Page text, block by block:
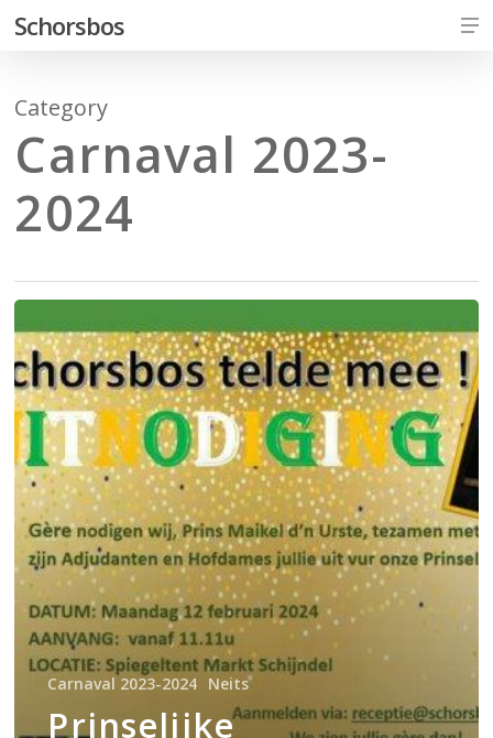
Skip
content
Schorsbos
Category
Carnaval 2023-
2024
receptie
prins
Maikel
Carnaval 2023-2024 Neits
Prinselijke